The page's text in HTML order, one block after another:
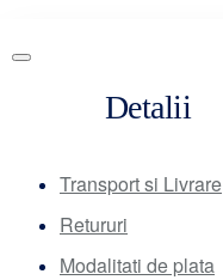
Detalii
Transport si Livrare
Retururi
Modalitati de plata